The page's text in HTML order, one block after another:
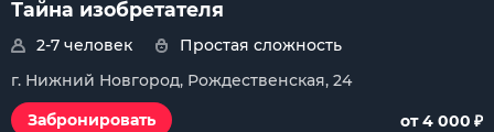
Тайна изобретателя
2-7 человек
Простая сложность
г. Нижний Новгород, Рождественская, 24
Забронировать
от 4 000 ₽